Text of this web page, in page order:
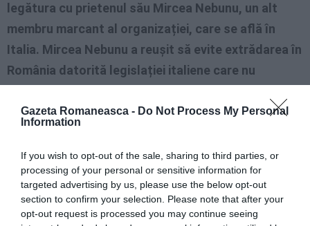
Gazeta Romaneasca - Do Not Process My Personal
Information
If you wish to opt-out of the sale, sharing to third parties, or
processing of your personal or sensitive information for
targeted advertising by us, please use the below opt-out
section to confirm your selection. Please note that after your
opt-out request is processed you may continue seeing
legătura cu prietenul său Mircea Nebunu, un alt
membru marcant al organizației, care se află în
Italia. Mircea Nebunu a reușit să evite extrădarea în
România datorită legislației italiene care nu
Citiți și:Mircea Nebunu, liderul uneia dintre cele mai
Nica, aflat sub control judiciar, a reușit să ajungă
ilegal în Italia, unde speră să-și execute pedeapsa în
libertate, purtând o brățară de localizare. Surse